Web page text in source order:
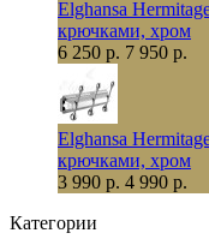
Elghansa
крючками, хром
6 250 р. 7 950 р.
Elghansa
крючками, хром
3 990 р. 4 990 р.
Категории